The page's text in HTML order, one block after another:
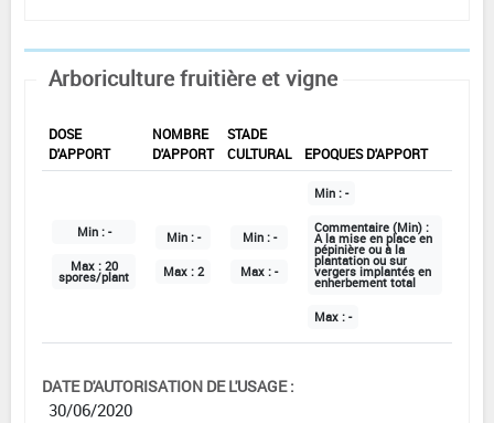
Arboriculture fruitière et vigne
DOSE
D'APPORT
NOMBRE
D'APPORT
STADE
CULTURAL
EPOQUES D'APPORT
Min : -
Max : 20
spores/plant
Min : -
Max : 2
Min : -
Max : -
Min : -
Commentaire (Min) :
A la mise en place en
pépinière ou à la
plantation ou sur
vergers implantés en
enherbement total
Max : -
DATE D'AUTORISATION DE L'USAGE :
30/06/2020